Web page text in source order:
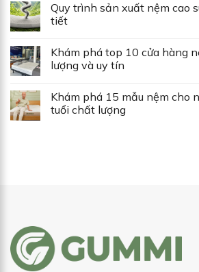
Quy trình sản xuất nệm cao
tiết
Khám phá top 10 cửa hàng
lượng và uy tín
Khám phá 15 mẫu nệm cho
tuổi chất lượng